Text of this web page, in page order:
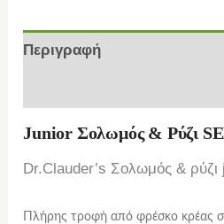
Περιγραφή
Junior Σολωμός & Ρύζι
Dr.Clauder’s Σολωμός &
Πλήρης τροφή από φρέσκο κρέας